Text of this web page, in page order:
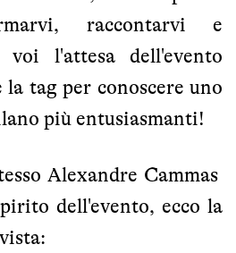
raccontarvi e
voi l'attesa dell'evento
la tag per conoscere uno
più entusiasmanti!
Alexandre Cammas
dell'evento, ecco la